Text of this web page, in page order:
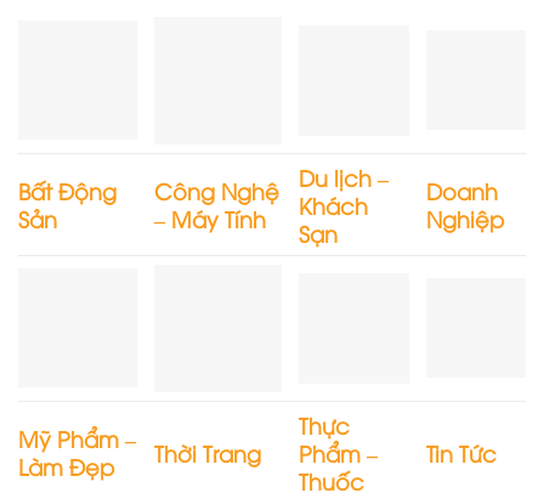
Bất Động
Sản
Công Nghệ
– Máy Tính
Du lịch –
Khách
Sạn
Doanh
Nghiệp
Mỹ Phẩm –
Làm Đẹp
Thời Trang
Thực
Phẩm –
Thuốc
Tin Tức